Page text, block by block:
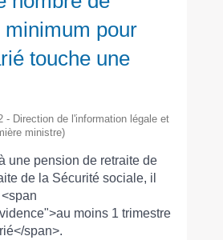
pour
touche une
- Direction de l'information légale et
ministre)
une pension de retraite de
de la Sécurité sociale, il
moins 1 trimestre
span>.